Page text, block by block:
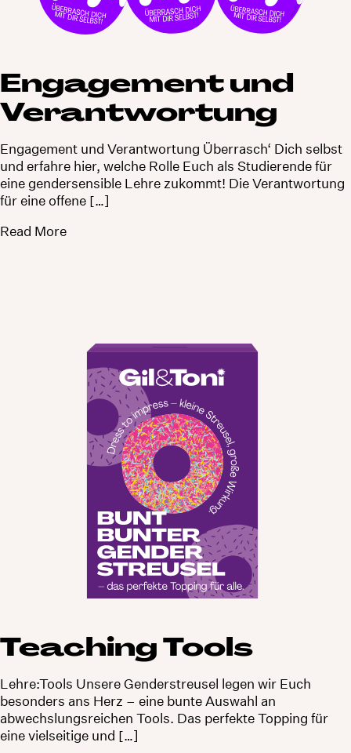
Engagement und
Verantwortung
Engagement und Verantwortung Überrasch‘ Dich selbst
und erfahre hier, welche Rolle Euch als Studierende für
eine gendersensible Lehre zukommt! Die Verantwortung
für eine offene […]
Read More
Teaching Tools
Lehre:Tools Unsere Genderstreusel legen wir Euch
besonders ans Herz – eine bunte Auswahl an
abwechslungsreichen Tools. Das perfekte Topping für
eine vielseitige und […]